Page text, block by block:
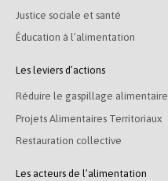
Justice sociale et santé
Éducation à l’alimentation
Les leviers d’actions
Réduire le gaspillage alimentaire
Projets Alimentaires Territoriaux
Restauration collective
Les acteurs de l’alimentation